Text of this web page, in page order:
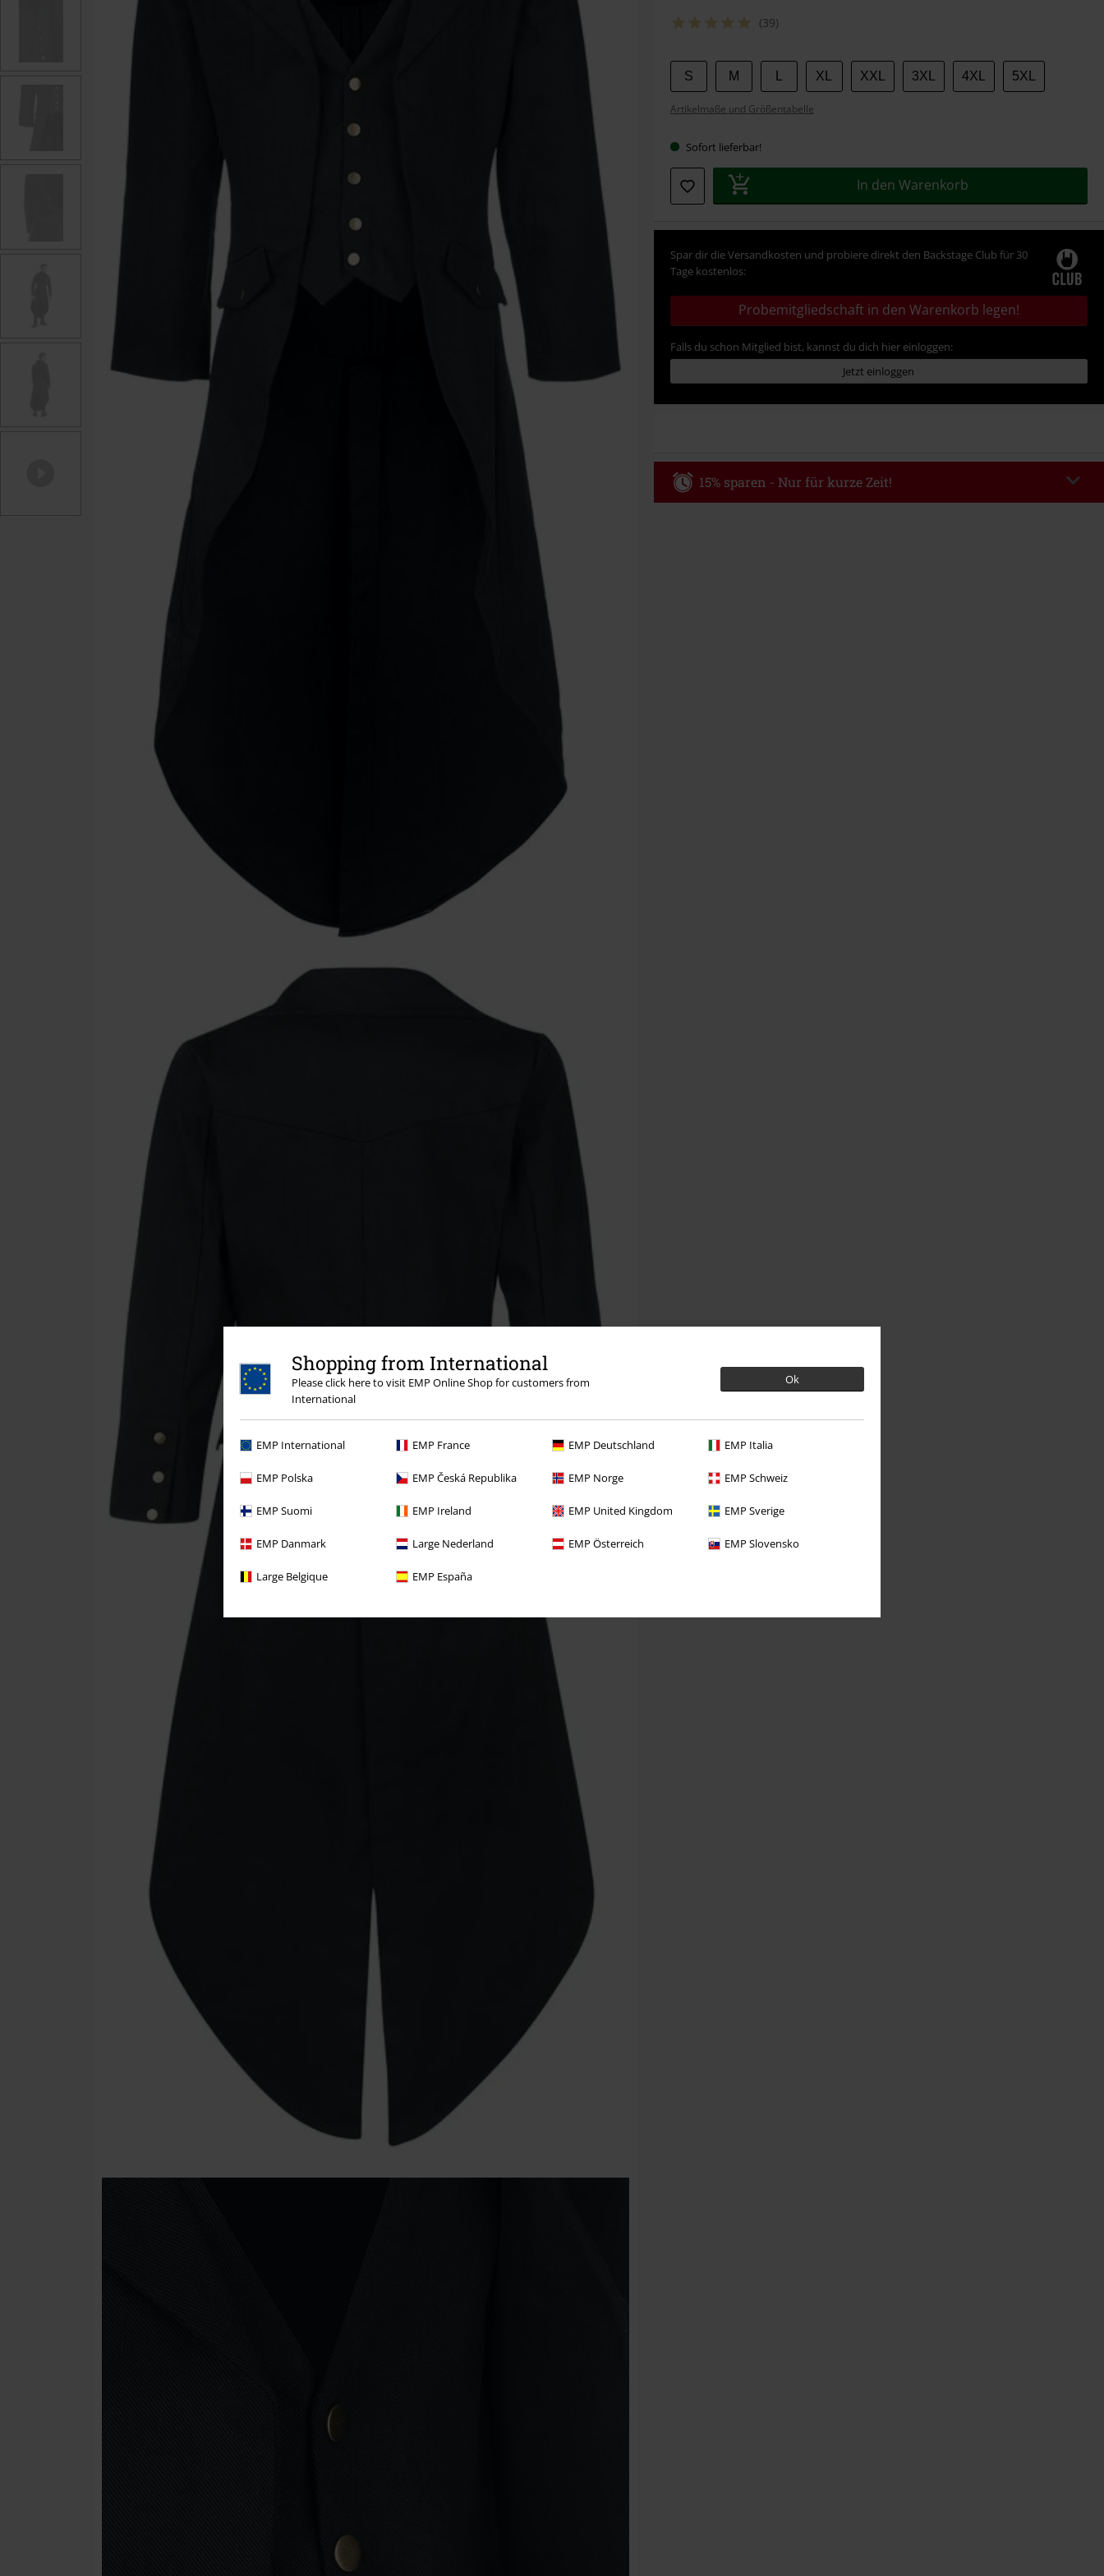
Shopping from International
Please click here to visit EMP Online Shop for customers from
International
Ok
EMP International EMP France EMP Deutschland EMP Italia
EMP Polska EMP Česká Republika EMP Norge EMP Schweiz
EMP Suomi EMP Ireland EMP United Kingdom EMP Sverige
EMP Danmark Large Nederland EMP Österreich EMP Slovensko
Large Belgique EMP España
(39)
Wähle
deine
Größe
S M XL XXL 3XL 4XL 5XL
Artikelmaße und Größentabelle
Sofort lieferbar!
In den Warenkorb
Spar dir die Versandkosten und probiere direkt den Backstage Club für 30
Tage kostenlos:
Probemitgliedschaft in den Warenkorb legen!
Falls du schon Mitglied bist, kannst du dich hier einloggen:
Jetzt einloggen
15% sparen - Nur für kurze Zeit!